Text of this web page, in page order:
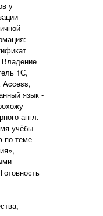
у
Владение
1С,
Access,
язык -
англ.
учёбы
по теме